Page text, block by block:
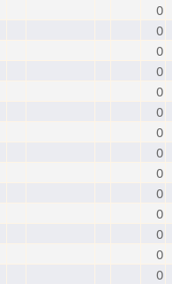
0
0
0
0
0
0
0
0
0
0
0
0
0
0